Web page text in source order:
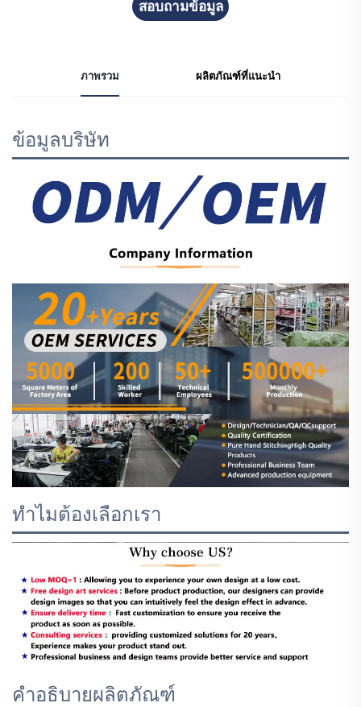
สอบถามข้อมูล
ภาพรวม ผลิตภัณฑ์ที่แนะนำ
ข้อมูลบริษัท
ทำไมต้องเลือกเรา
คำอธิบายผลิตภัณฑ์